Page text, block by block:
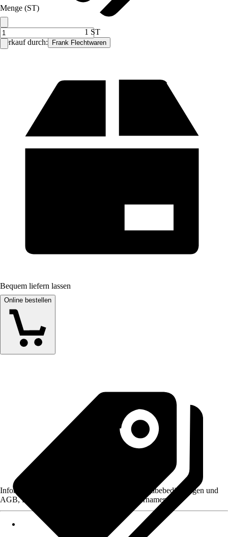
Verkauf durch: Frank Flechtwaren
Menge (ST)
1 ST
Bequem liefern lassen
Online bestellen
Informationen des Verkäufers, wie z. B. Rückgabebedingungen und
AGB, finden Sie bei Klick auf den Verkäufernamen.